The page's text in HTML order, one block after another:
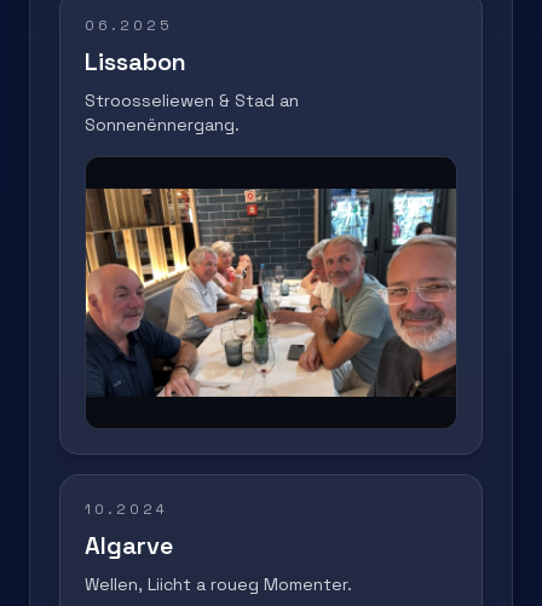
06.2025
Lissabon
Stroosseliewen & Stad an
Sonnenënnergang.
10.2024
Algarve
Wellen, Liicht a roueg Momenter.